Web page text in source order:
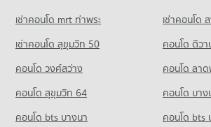
ขายคอนโด รร.สายน้ำผึ้ง
มีคอนโดขาย 19,038 ประกาศ
คอนโด รร.สมาคมไทย-ญี่ปุ่น
334 โครงการ
คอนโดให้เช่า รร.สมาคมไทย-ญี่ปุ่น
มีคอนโดให้เช่า 18,337 ประกาศ
ขายคอนโด รร.สมาคมไทย-ญี่ปุ่น
คอนโดให้เช่า บิ๊กซี ซูเปอร์เซ็นเตอร์ เอกมัย
มีคอนโดให้เช่า 28,415 ประกาศ
ขายคอนโด บิ๊กซี ซูเปอร์เซ็นเตอร์ เอกมัย
มีคอนโดขาย 10,245 ประกาศ
คอนโด บิ๊กซี เอ็กซ์ตร้า พระราม 4
1,032 โครงการ
คอนโดให้เช่า บิ๊กซี เอ็กซ์ตร้า พระราม 4
304 โครงการ
คอนโดให้เช่า ซอยทองหล่อ (สุขุมวิท 55)
มีคอนโดให้เช่า 22,113 ประกาศ
ขายคอนโด ซอยทองหล่อ (สุขุมวิท 55)
คอนโด ชาญอิสสระ ทาวเวอร์ 2
เช่าคอนโด mrt ท่าพระ
เช่าคอนโด
เช่าคอนโด สุขุมวิท 50
คอนโด ติว
คอนโด วงศ์สว่าง
คอนโด ลา
คอนโด สุขุมวิท 64
คอนโด บาง
คอนโด bts บางนา
คอนโด bts